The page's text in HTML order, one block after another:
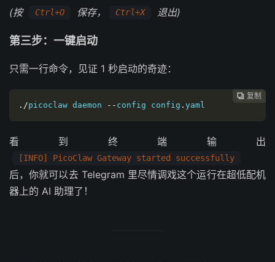
(按 Ctrl+O 保存， Ctrl+X 退出)
第三步：一键启动
只需一行命令，见证 1 秒启动的奇迹：
 复制
 复制
 复制
./picoclaw daemon -- config config . yaml
看到终端输出
[INFO] PicoClaw Gateway started successfully
后，你就可以去 Telegram 里尽情调戏这个运行在超低配机
器上的 AI 助理了！